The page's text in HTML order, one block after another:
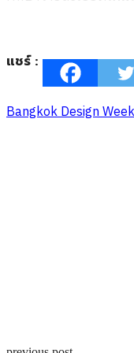
แชร์ :
Bangkok Design